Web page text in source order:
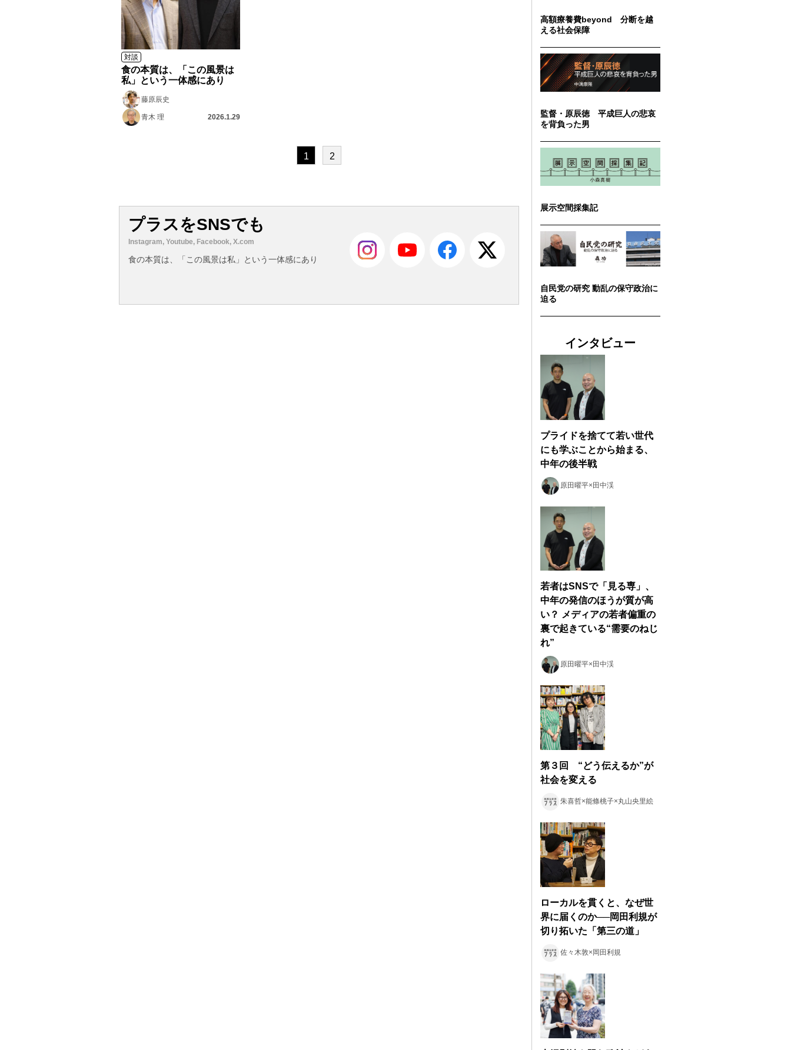
対談
食の本質は、「この風景は
私」という一体感にあり
藤原辰史
青木 理 2026.1.29
1 2
プラスをSNSでも
Instagram, Youtube, Facebook, X.com
食の本質は、「この風景は私」という一体感にあり
高額療養費beyond 分断を越
える社会保障
監督・原辰徳 平成巨人の悲哀
を背負った男
展示空間採集記
自民党の研究 動乱の保守政治に
迫る
インタビュー
プライドを捨てて若い世代
にも学ぶことから始まる、
中年の後半戦
原田曜平×田中渓
若者はSNSで「見る専」、
中年の発信のほうが質が高
い？ メディアの若者偏重の
裏で起きている“需要のねじ
れ”
原田曜平×田中渓
第３回 “どう伝えるか”が
社会を変える
朱喜哲×能條桃子×丸山央里絵
ローカルを貫くと、なぜ世
界に届くのか──岡田利規が
切り拓いた「第三の道」
佐々木敦×岡田利規